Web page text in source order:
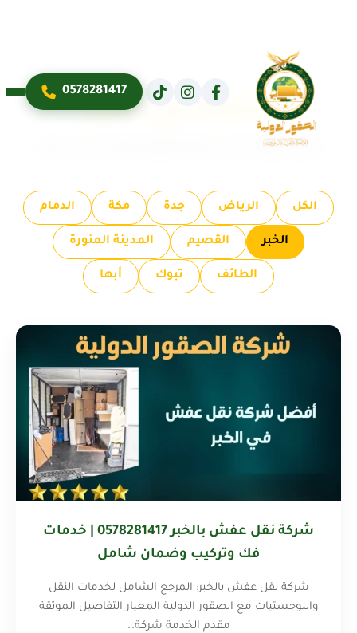
0578281417
خدماتنا في: الخبر
تصفح جميع خدمات شركة الصقور الدولية حسب مدينتك
الكل الرياض جدة مكة الدمام
الخبر القصيم المدينة المنورة
الطائف تبوك أبها
شركة نقل عفش بالخبر 0578281417 | خدمات
فك وتركيب وضمان شامل
شركة نقل عفش بالخبر: المرجع الشامل لخدمات النقل
واللوجستيات مع الصقور الدولية المعيار التفاصيل الموثقة
مقدم الخدمة شركة…